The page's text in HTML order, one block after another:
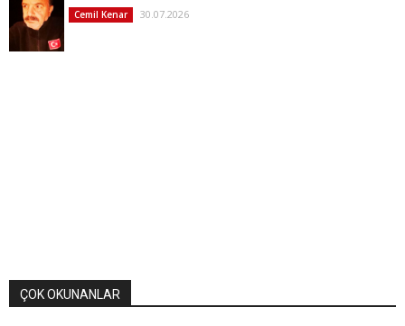
Cemil Kenar 30.07.2026
ÇOK OKUNANLAR